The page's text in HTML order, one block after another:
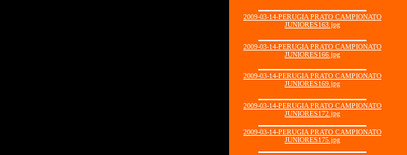
2009-03-14-PERUGIA PRATO CAMPIONATO
JUNIORES163.jpg
2009-03-14-PERUGIA PRATO CAMPIONATO
JUNIORES166.jpg
2009-03-14-PERUGIA PRATO CAMPIONATO
JUNIORES169.jpg
2009-03-14-PERUGIA PRATO CAMPIONATO
JUNIORES172.jpg
2009-03-14-PERUGIA PRATO CAMPIONATO
JUNIORES175.jpg